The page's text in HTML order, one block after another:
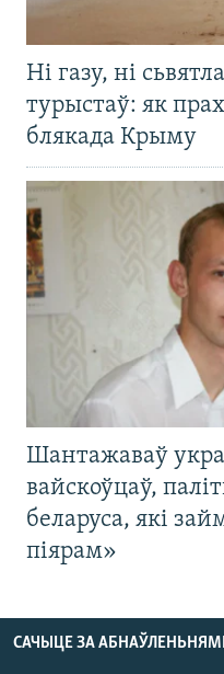
Ні газу, ні
турыстаў: як
блякада Крыму
Шантажаваў
вайскоўцаў,
беларуса, які
піярам»
САЧЫЦЕ ЗА